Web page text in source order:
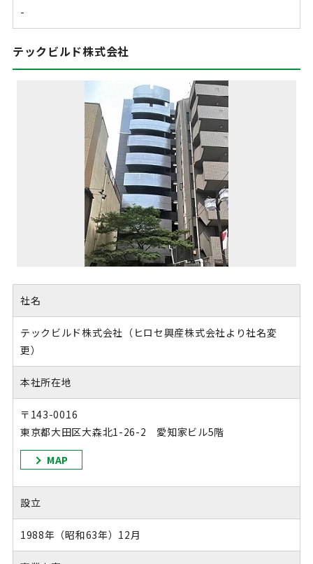
-
テックビルド株式会社
社名
テックビルド株式会社（ヒロセ興産株式会社より社名変
更）
本社所在地
〒143-0016
東京都大田区大森北1-26-2 愛知家ビル5階
MAP
設立
1988年（昭和63年）12月